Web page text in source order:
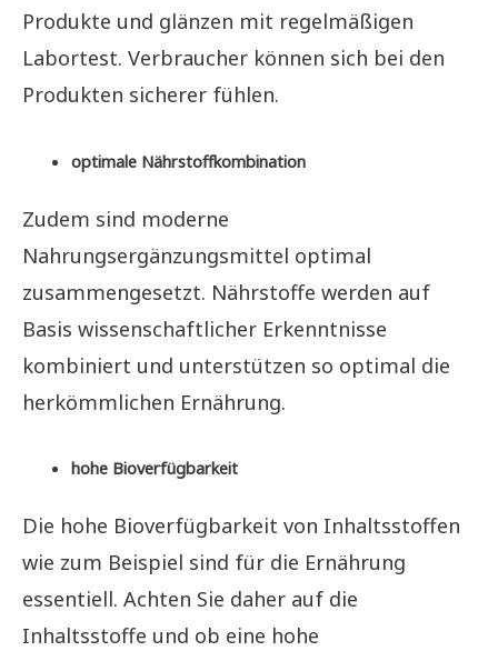
Produkte und glänzen mit regelmäßigen
Labortest. Verbraucher können sich bei den
Produkten sicherer fühlen.
optimale Nährstoffkombination
Zudem sind moderne
Nahrungsergänzungsmittel optimal
zusammengesetzt. Nährstoffe werden auf
Basis wissenschaftlicher Erkenntnisse
kombiniert und unterstützen so optimal die
herkömmlichen Ernährung.
hohe Bioverfügbarkeit
Die hohe Bioverfügbarkeit von Inhaltsstoffen
wie zum Beispiel sind für die Ernährung
essentiell. Achten Sie daher auf die
Inhaltsstoffe und ob eine hohe